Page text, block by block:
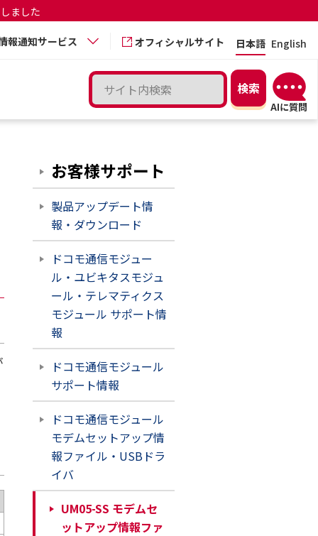
ました
報通知サービス オフィシャルサイト 日本語 English
お客様サポート
製品アップデート情
報・ダウンロード
ドコモ通信モジュー
ル・ユビキタスモジュ
ール・テレマティクス
モジュール サポート情
報
ドコモ通信モジュール
サポート情報
ドコモ通信モジュール
モデムセットアップ情
報ファイル・USBドラ
イバ
UM05-SS モデムセ
ットアップ情報ファ